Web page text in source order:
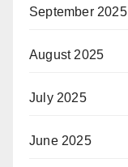
September 2025
August 2025
July 2025
June 2025